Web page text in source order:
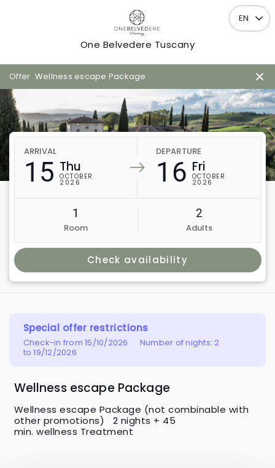
One Belvedere Tuscany
Offer Wellness escape Package
EN
ARRIVAL
15 Thu
OCTOBER
2026
DEPARTURE
16 Fri
OCTOBER
2026
1
Room
2
Adults
Check availability
Special offer restrictions
Check-in from 15/10/2026
to 19/12/2026
Number of nights: 2
Wellness escape Package
Wellness escape Package (not combinable with
other promotions)   2 nights + 45
min. wellness Treatment